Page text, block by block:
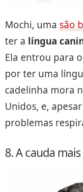
Mochi, uma são
ter a língua
Ela entrou para
por ter uma
cadelinha mora
Unidos, e,
problemas
8. A cauda